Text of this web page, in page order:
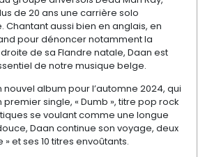
de 20 ans une carrière solo
Chantant aussi bien en anglais, en
pour dénoncer notamment la
de sa Flandre natale, Daan est
de notre musique belge.
nouvel album pour l’automne 2024, qui
premier single, « Dumb », titre pop rock
se voulant comme une longue
Daan continue son voyage, deux
» et ses 10 titres envoûtants.